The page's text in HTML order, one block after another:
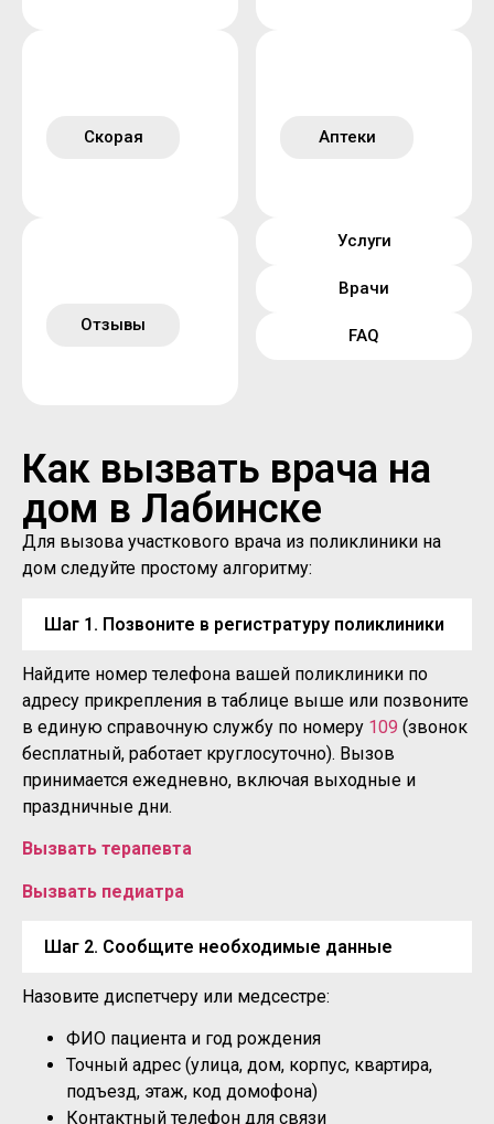
Скорая Аптеки
Отзывы
Услуги
Врачи
FAQ
Как вызвать врача на
дом в Лабинске
Для вызова участкового врача из поликлиники на
дом следуйте простому алгоритму:
Шаг 1. Позвоните в регистратуру поликлиники
Найдите номер телефона вашей поликлиники по
адресу прикрепления в таблице выше или позвоните
в единую справочную службу по номеру 109 (звонок
бесплатный, работает круглосуточно). Вызов
принимается ежедневно, включая выходные и
праздничные дни.
Вызвать терапевта
Вызвать педиатра
Шаг 2. Сообщите необходимые данные
Назовите диспетчеру или медсестре:
ФИО пациента и год рождения
Точный адрес (улица, дом, корпус, квартира,
подъезд, этаж, код домофона)
Контактный телефон для связи